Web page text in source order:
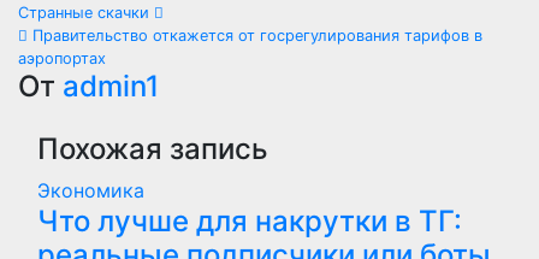
Навигация
по
записям
Странные скачки
Правительство откажется от госрегулирования тарифов в
аэропортах
От admin1
Похожая запись
Экономика
Что лучше для накрутки в ТГ: